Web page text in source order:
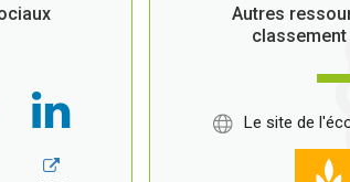
Autres
classement
Le site de